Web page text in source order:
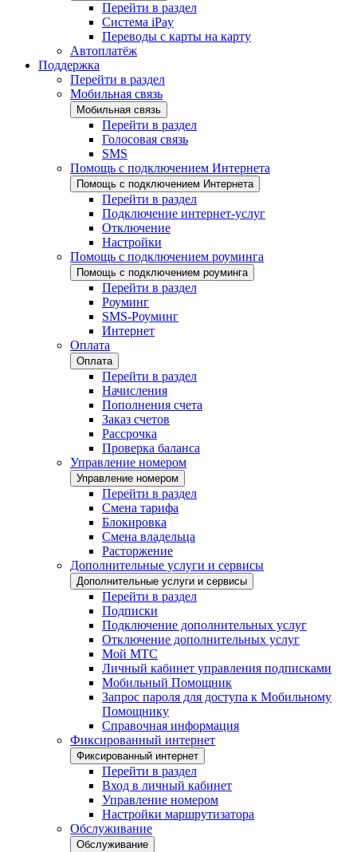
Перейти в раздел
Система iPay
Переводы с карты на карту
Автоплатёж
Поддержка
Перейти в раздел
Мобильная связь
Мобильная связь
Перейти в раздел
Голосовая связь
SMS
Помощь с подключением Интернета
Помощь с подключением Интернета
Перейти в раздел
Подключение интернет-услуг
Отключение
Настройки
Помощь с подключением роуминга
Помощь с подключением роуминга
Перейти в раздел
Роуминг
SMS-Роуминг
Интернет
Оплата
Оплата
Перейти в раздел
Начисления
Пополнения счета
Заказ счетов
Рассрочка
Проверка баланса
Управление номером
Управление номером
Перейти в раздел
Смена тарифа
Блокировка
Смена владельца
Расторжение
Дополнительные услуги и сервисы
Дополнительные услуги и сервисы
Перейти в раздел
Подписки
Подключение дополнительных услуг
Отключение дополнительных услуг
Мой МТС
Личный кабинет управления подписками
Мобильный Помощник
Запрос пароля для доступа к Мобильному
Помощнику
Справочная информация
Фиксированный интернет
Фиксированный интернет
Перейти в раздел
Вход в личный кабинет
Управление номером
Настройки маршрутизатора
Обслуживание
Обслуживание